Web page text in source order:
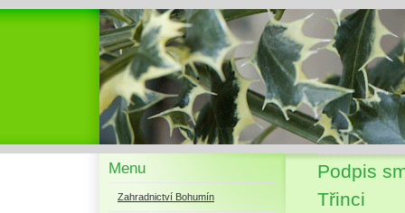
Menu
Zahradnictví Bohumín
Podpis
Třinci